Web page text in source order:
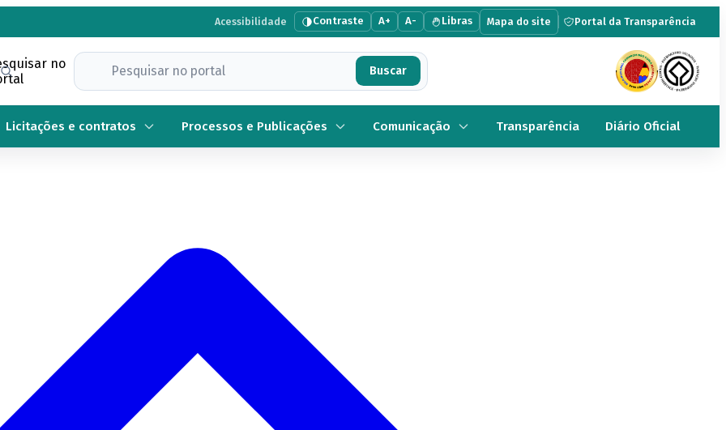
Acessibilidade Contraste A+ A- Libras Mapa do site Portal da Transparência
no
Licitações e contratos Processos e Publicações Comunicação Transparência Diário Oficial